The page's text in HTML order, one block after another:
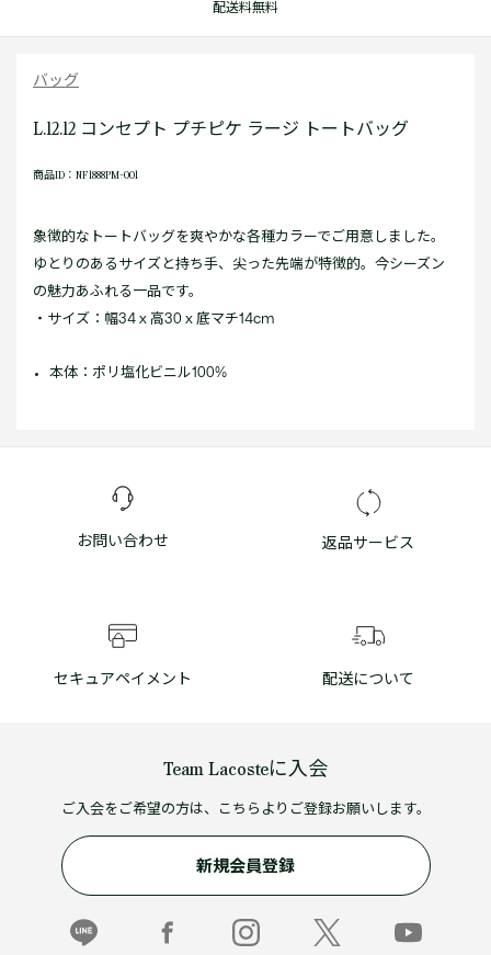
配送料無料
バッグ
L.12.12 コンセプト プチピケ ラージ トートバッグ
商品ID：NF1888PM-001
象徴的なトートバッグを爽やかな各種カラーでご用意しました。
ゆとりのあるサイズと持ち手、尖った先端が特徴的。今シーズン
の魅力あふれる一品です。
・サイズ：幅34 x 高30 x 底マチ14cm
本体：ポリ塩化ビニル100%
お問い合わせ 返品サービス
セキュアペイメント 配送について
Team Lacosteに入会
ご入会をご希望の方は、こちらよりご登録お願いします。
新規会員登録